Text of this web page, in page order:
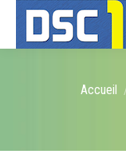
Vous
Accueil